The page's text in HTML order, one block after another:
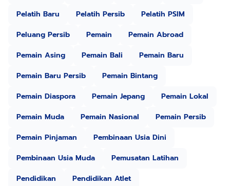
Pelatih Baru
Pelatih Persib
Pelatih PSIM
Peluang Persib
Pemain
Pemain Abroad
Pemain Asing
Pemain Bali
Pemain Baru
Pemain Baru Persib
Pemain Bintang
Pemain Diaspora
Pemain Jepang
Pemain Lokal
Pemain Muda
Pemain Nasional
Pemain Persib
Pemain Pinjaman
Pembinaan Usia Dini
Pembinaan Usia Muda
Pemusatan Latihan
Pendidikan
Pendidikan Atlet